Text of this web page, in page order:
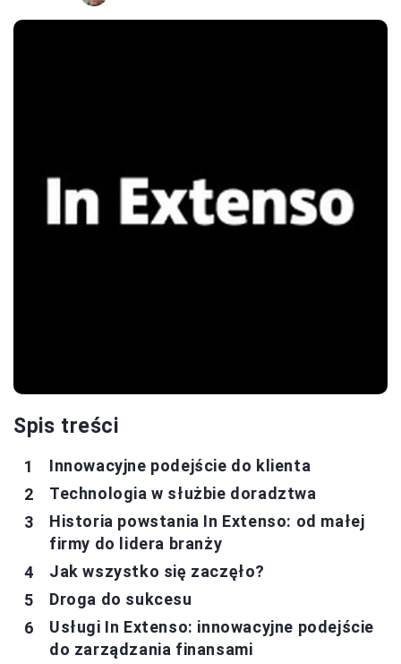
Spis treści
Innowacyjne podejście do klienta
Technologia w służbie doradztwa
Historia powstania In Extenso: od małej
firmy do lidera branży
Jak wszystko się zaczęło?
Droga do sukcesu
Usługi In Extenso: innowacyjne podejście
do zarządzania finansami